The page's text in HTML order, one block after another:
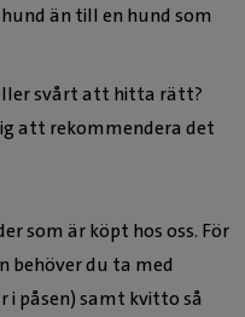
än till en hund som
svårt att hitta rätt?
att rekommendera det
som är köpt hos oss. För
behöver du ta med
i påsen) samt kvitto så